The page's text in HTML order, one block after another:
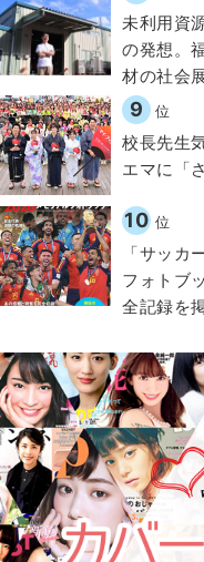
未利用資
の発想。
材の社会
9 位
校長先生
エマに「
10 位
「サッ
フォトブ
全記録を